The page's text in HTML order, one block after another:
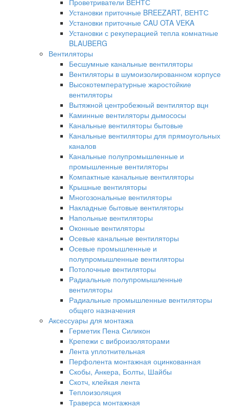
Проветриватели ВЕНТС
Установки приточные BREEZART, ВЕНТС
Установки приточные CAU OTA VEKA
Установки с рекуперацией тепла комнатные
BLAUBERG
Вентиляторы
Бесшумные канальные вентиляторы
Вентиляторы в шумоизолированном корпусе
Высокотемпературные жаростойкие
вентиляторы
Вытяжной центробежный вентилятор вцн
Каминные вентиляторы дымососы
Канальные вентиляторы бытовые
Канальные вентиляторы для прямоугольных
каналов
Канальные полупромышленные и
промышленные вентиляторы
Компактные канальные вентиляторы
Крышные вентиляторы
Многозональные вентиляторы
Накладные бытовые вентиляторы
Напольные вентиляторы
Оконные вентиляторы
Осевые канальные вентиляторы
Осевые промышленные и
полупромышленные вентиляторы
Потолочные вентиляторы
Радиальные полупромышленные
вентиляторы
Радиальные промышленные вентиляторы
общего назначения
Аксессуары для монтажа
Герметик Пена Силикон
Крепежи с виброизоляторами
Лента уплотнительная
Перфолента монтажная оцинкованная
Скобы, Анкера, Болты, Шайбы
Скотч, клейкая лента
Теплоизоляция
Траверса монтажная